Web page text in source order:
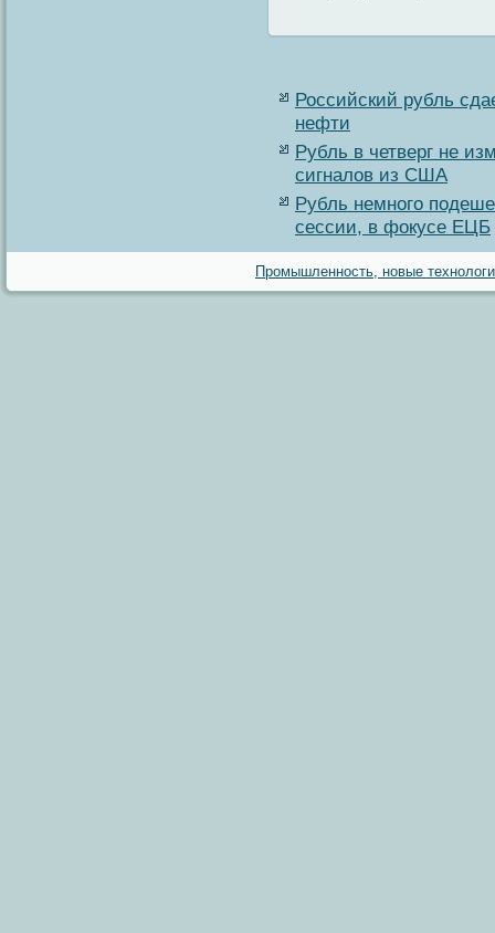
Российский рубль
нефти
Рубль в четверг не
сигналов из США
Рубль немного
сессии, в фокусе ЕЦБ
Промышленность, новые